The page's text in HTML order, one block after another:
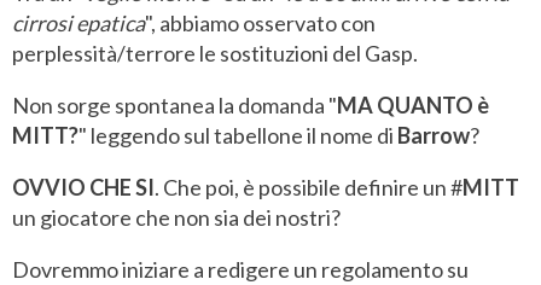
cirrosiepatica", abbiamo osservato con
perplessità/terrore le sostituzioni del Gasp.
Non sorge spontanea la domanda "MA QUANTO è
MITT?" leggendo sul tabellone il nome di Barrow?
OVVIO CHE SI. Che poi, è possibile definire un #MITT
un giocatore che non sia dei nostri?
Dovremmo iniziare a redigere un regolamento su